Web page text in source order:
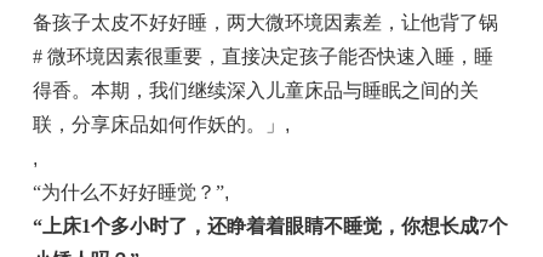
备孩子太皮不好好睡，两大微环境因素差，让他背了锅
# 微环境因素很重要，直接决定孩子能否快速入睡，睡
得香。本期，我们继续深入儿童床品与睡眠之间的关
联，分享床品如何作妖的。」 ,
,
“为什么不好好睡觉？”,
“上床1个多小时了，还睁着着眼睛不睡觉，你想长成7个